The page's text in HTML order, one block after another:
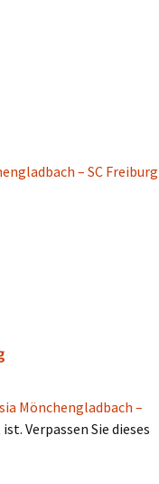
– SC Freiburg
Mönchengladbach –
Verpassen Sie dieses